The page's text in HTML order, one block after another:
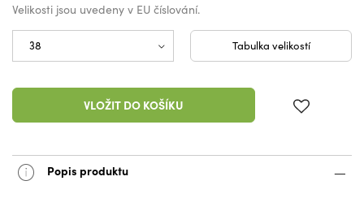
Velikosti jsou uvedeny v EU číslování.
Tabulka velikostí
VLOŽIT DO KOŠÍKU
Popis produktu